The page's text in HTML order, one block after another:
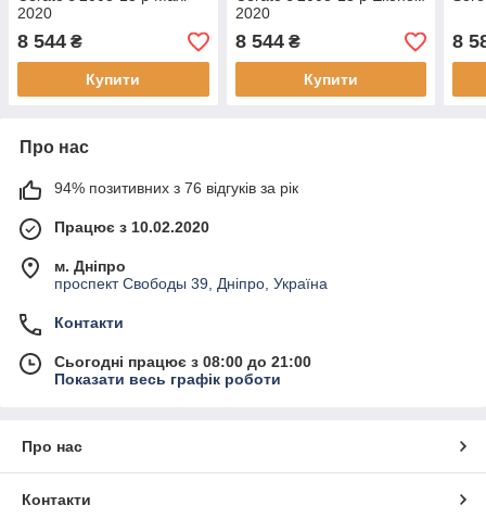
2020
8 544 ₴
Купити
2020
8 544₴
Купити
8
Про нас
94% позитивних з 76 відгуків за рік
Працює з 10.02.2020
м. Дніпро
проспект Свободы 39, Дніпро, Україна
Контакти
Сьогодні працює з 08:00 до 21:00
Показати весь графік роботи
Про нас
Контакти